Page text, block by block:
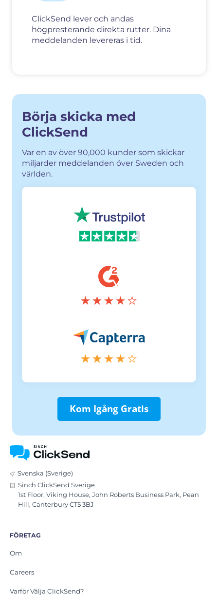
ClickSend lever och andas
högpresterande direkta rutter. Dina
meddelanden levereras i tid.
Börja skicka med
ClickSend
Var en av över 90,000 kunder som skickar
miljarder meddelanden över Sweden och
världen.
Kom Igång Gratis
Svenska (Sverige)
Sinch ClickSend Sverige
1st Floor, Viking House, John Roberts Business Park, Pean
Hill, Canterbury CT5 3BJ
FÖRETAG
Om
Careers
Varför Välja ClickSend?